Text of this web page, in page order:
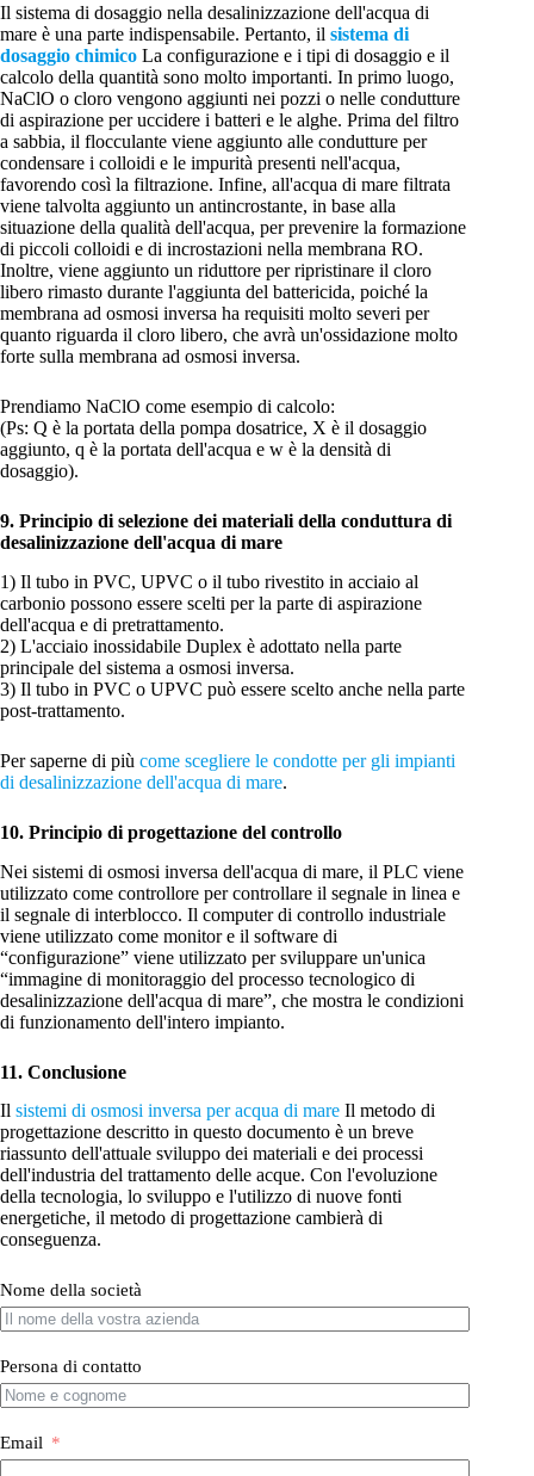
Il sistema di dosaggio nella desalinizzazione dell'acqua di
mare è una parte indispensabile. Pertanto, il sistema di
dosaggio chimico La configurazione e i tipi di dosaggio e il
calcolo della quantità sono molto importanti. In primo luogo,
NaClO o cloro vengono aggiunti nei pozzi o nelle condutture
di aspirazione per uccidere i batteri e le alghe. Prima del filtro
a sabbia, il flocculante viene aggiunto alle condutture per
condensare i colloidi e le impurità presenti nell'acqua,
favorendo così la filtrazione. Infine, all'acqua di mare filtrata
viene talvolta aggiunto un antincrostante, in base alla
situazione della qualità dell'acqua, per prevenire la formazione
di piccoli colloidi e di incrostazioni nella membrana RO.
Inoltre, viene aggiunto un riduttore per ripristinare il cloro
libero rimasto durante l'aggiunta del battericida, poiché la
membrana ad osmosi inversa ha requisiti molto severi per
quanto riguarda il cloro libero, che avrà un'ossidazione molto
forte sulla membrana ad osmosi inversa.
Prendiamo NaClO come esempio di calcolo:
(Ps: Q è la portata della pompa dosatrice, X è il dosaggio
aggiunto, q è la portata dell'acqua e w è la densità di
dosaggio).
9. Principio di selezione dei materiali della conduttura di
desalinizzazione dell'acqua di mare
1) Il tubo in PVC, UPVC o il tubo rivestito in acciaio al
carbonio possono essere scelti per la parte di aspirazione
dell'acqua e di pretrattamento.
2) L'acciaio inossidabile Duplex è adottato nella parte
principale del sistema a osmosi inversa.
3) Il tubo in PVC o UPVC può essere scelto anche nella parte
post-trattamento.
Per saperne di più come scegliere le condotte per gli impianti
di desalinizzazione dell'acqua di mare.
10. Principio di progettazione del controllo
Nei sistemi di osmosi inversa dell'acqua di mare, il PLC viene
utilizzato come controllore per controllare il segnale in linea e
il segnale di interblocco. Il computer di controllo industriale
viene utilizzato come monitor e il software di
“configurazione” viene utilizzato per sviluppare un'unica
“immagine di monitoraggio del processo tecnologico di
desalinizzazione dell'acqua di mare”, che mostra le condizioni
di funzionamento dell'intero impianto.
11. Conclusione
Il sistemi di osmosi inversa per acqua di mare Il metodo di
progettazione descritto in questo documento è un breve
riassunto dell'attuale sviluppo dei materiali e dei processi
dell'industria del trattamento delle acque. Con l'evoluzione
della tecnologia, lo sviluppo e l'utilizzo di nuove fonti
energetiche, il metodo di progettazione cambierà di
conseguenza.
Nome della società
Persona di contatto
Email